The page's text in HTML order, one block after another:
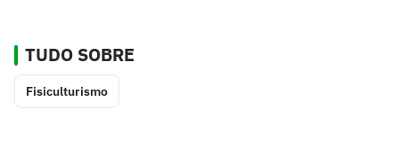
TUDO SOBRE
Fisiculturismo